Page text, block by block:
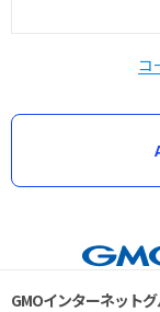
コ
GMOインターネット